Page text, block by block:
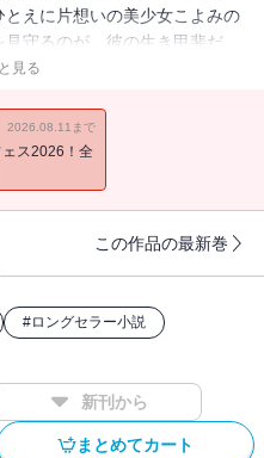
えに片想いの美少女こよみの
守るのが、彼の生き甲斐だ。
メラに映りこんだ「後ろ姿の
人かそれとも幽霊か？ 期待の
第２弾!
見る
2026.08.11まで
ェス2026！全
この作品の最新巻
#ロングセラー小説
新刊から
まとめてカート